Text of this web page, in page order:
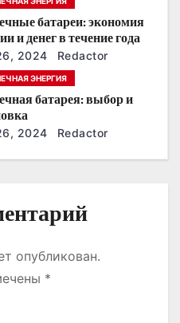
годы
батареи: экономия
и денег в течение года
2024 Redactor
ЭНЕРГИЯ
батарея: выбор и
2024 Redactor
опубликован.
*